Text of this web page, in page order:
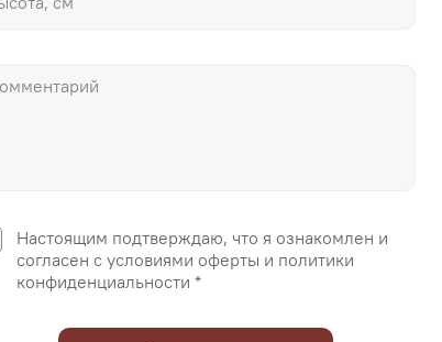
Настоящим подтверждаю, что я ознакомлен и
согласен с условиями оферты и политики
конфиденциальности *